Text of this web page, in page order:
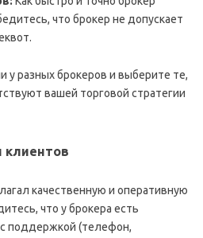
что брокер не допускает
у разных брокеров и выберите те,
вашей торговой стратегии
клиентов
качественную и оперативную
что у брокера есть
с поддержкой (телефон,